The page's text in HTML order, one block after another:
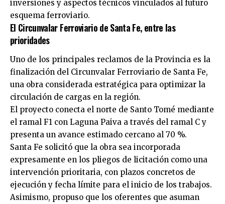
inversiones y aspectos técnicos vinculados al futuro
esquema ferroviario.
El Circunvalar Ferroviario de Santa Fe, entre las
prioridades
Uno de los principales reclamos de la Provincia es la
finalización del Circunvalar Ferroviario de Santa Fe,
una obra considerada estratégica para optimizar la
circulación de cargas en la región.
El proyecto conecta el norte de Santo Tomé mediante
el ramal F1 con Laguna Paiva a través del ramal C y
presenta un avance estimado cercano al 70 %.
Santa Fe solicitó que la obra sea incorporada
expresamente en los pliegos de licitación como una
intervención prioritaria, con plazos concretos de
ejecución y fecha límite para el inicio de los trabajos.
Asimismo, propuso que los oferentes que asuman